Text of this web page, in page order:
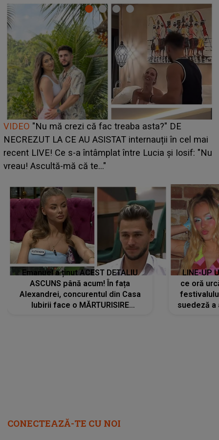
Cine este Bianca, tânăra clujeancă luată pe scenă la
UNTOLD ONE de Zara Larsson? Aceasta a dezvăluit
ce i-a spus artista suedeză în culise: „Nu am fost
pregătită...”
Emanuel a ținut ACEST DETALIU
ASCUNS până acum! În fața
Alexandrei, concurentul din Casa
Iubirii face o MĂRTURISIRE
LINE-UP
ce oră
suedeză a
CONECTEAZĂ-TE CU NOI